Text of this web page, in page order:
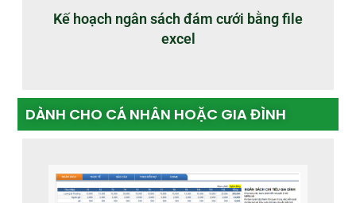
Kế hoạch ngân sách đám cưới bằng file
excel
DÀNH CHO CÁ NHÂN HOẶC GIA ĐÌNH